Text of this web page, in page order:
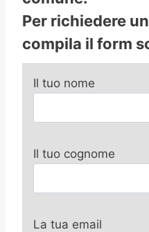
Per richiedere
compila il form
Il tuo nome
Il tuo cognome
La tua email